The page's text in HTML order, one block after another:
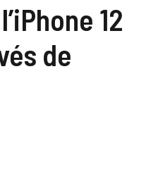
12
de